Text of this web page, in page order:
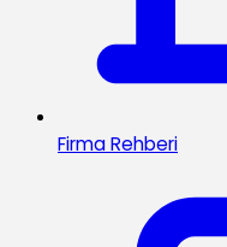
Firma Rehberi